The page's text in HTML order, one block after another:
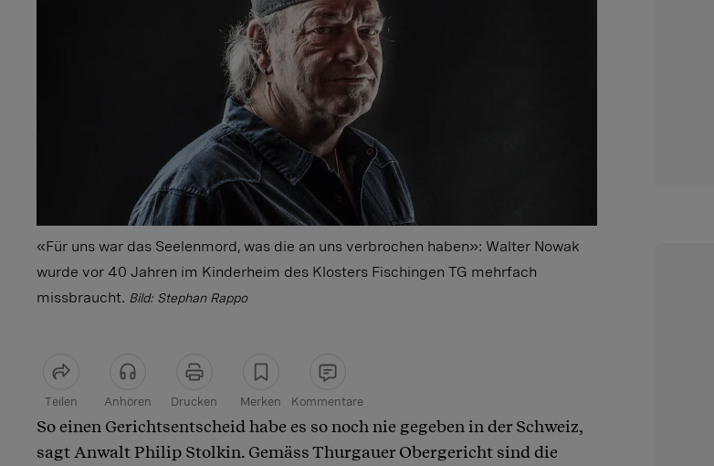
«Für uns war das Seelenmord, was die an uns verbrochen haben»: Walter Nowak
wurde vor 40 Jahren im Kinderheim des Klosters Fischingen TG mehrfach
missbraucht. Bild: Stephan Rappo
Teilen Anhören Drucken Merken Kommentare
Artikel teilen
So einen Gerichtsentscheid habe es so noch nie gegeben in der Schweiz,
sagt Anwalt Philip Stolkin. Gemäss Thurgauer Obergericht sind die